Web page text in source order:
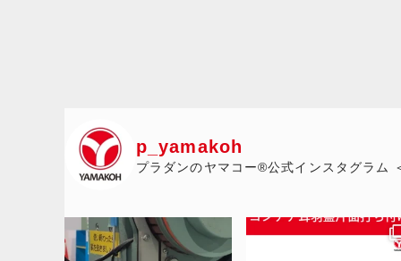
p_yamakoh
プラダンのヤマコー®公式インスタグラム